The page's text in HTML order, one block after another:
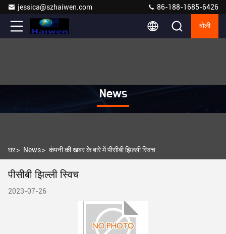
jessica@szhaiwen.com 86-188-1685-6426
बोली
News
घर> News> कंपनी की खबर के बारे में पीसीबी झिल्ली स्विच
पीसीबी झिल्ली स्विच
2023-07-26